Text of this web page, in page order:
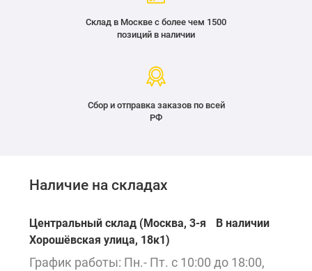
Склад в Москве с более чем 1500
позиций в наличии
Сбор и отправка заказов по всей
РФ
Наличие на складах
Центральный склад (Москва, 3-я
Хорошёвская улица, 18к1)
В наличии
График работы: Пн.- Пт. с 10:00 до 18:00,